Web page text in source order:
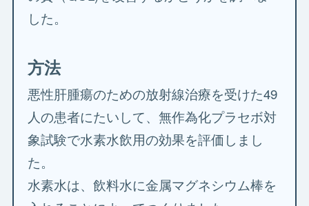
した。
方法
悪性肝腫瘍のための放射線治療を受けた49
人の患者にたいして、無作為化プラセボ対
象試験で水素水飲用の効果を評価しまし
た。
水素水は、飲料水に金属マグネシウム棒を